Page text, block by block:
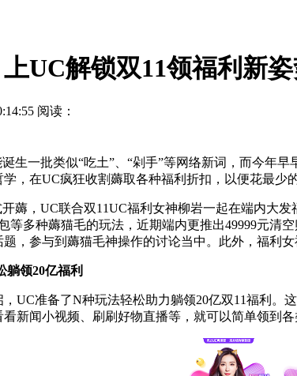
UC解锁双11领福利新
阅读：
诞生一批类似“吃土”、“剁手”等网络新词，而今
，在UC疯狂收割薅取各种福利折扣，以便花最少
薅，UC联合双11UC福利女神柳岩一起在端内大
等多种薅猫毛的玩法，近期端内更推出49999元清
，参与到薅猫毛神操作的讨论当中。此外，福利
躺领20亿福利
UC准备了N种玩法轻松助力躺领20亿双11福利
新闻小视频、刷刷好物直播等，就可以简单领到各